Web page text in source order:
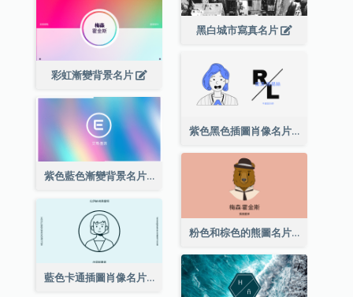
黑白城市寫真名片
彩虹漸變背景名片
紫色黑色插圖肖像名片
紫色藍色漸變背景名片
粉色和棕色的熊圖名片
藍色卡通插圖肖像名片